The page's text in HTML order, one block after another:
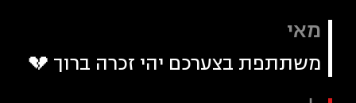
מאי
משתתפת בצערכם יהי זכרה ברוך 💔